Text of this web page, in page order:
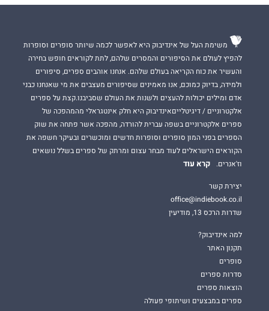
משימת העל של אינדיבוק היא לאפשר לכמה שיותר סופרים וסופרות
להפיץ לעולם את הסיפורים והמסרים שלהם, לתת לקוראים חופש בחירה
והעשיר את כוח הקריאה בעולם שלהם. אנחנו אוהבים ספרים, סיפורים
ולמידה, בדיוק כמוכם, אנו מאמינים שסיפורים מעצבים את מי שאנחנו כבני
אדם ומילים יכולות להעצים ולשנות את העולם שסביבנו.קצת על ספרים
אלקטרוניים / דיגיטלייםאינדיבוק היא חלק אינטגראלי מהמהפכה של
ספרים אלקטרוניים בשפה עברית להורדה, מהפכה אשר פתחה את שוק
הספרים בפני המון סופרים וסופרות חדשים ומוכשרים ובעיקר חשפה את
הקוראים הישראלים לעוד מבחר עצום ומרתק של ספרים בשלל נושאים
וז'אנרים.
קרא עוד
יצירת קשר
office@indiebook.co.il
שדרות הרכס 13, מודיעין
למה אינדיבוק?
תקנון האתר
סופרים
סדרות ספרים
הוצאות ספרים
ספרים במבצעים ושיתופי פעולה